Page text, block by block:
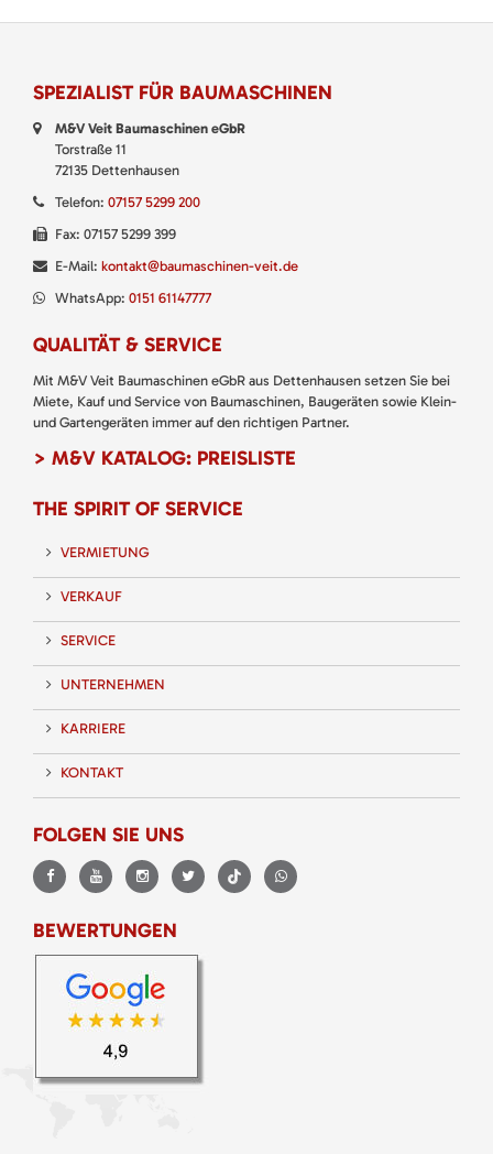
SPEZIALIST FÜR BAUMASCHINEN
M&V Veit Baumaschinen eGbR
Torstraße 11
72135 Dettenhausen
Telefon: 07157 5299 200
Fax: 07157 5299 399
E-Mail: kontakt@baumaschinen-veit.de
WhatsApp: 0151 61147777
QUALITÄT & SERVICE
Mit M&V Veit Baumaschinen eGbR aus Dettenhausen setzen Sie bei
Miete, Kauf und Service von Baumaschinen, Baugeräten sowie Klein-
und Gartengeräten immer auf den richtigen Partner.
> M&V KATALOG: PREISLISTE
THE SPIRIT OF SERVICE
VERMIETUNG
VERKAUF
SERVICE
UNTERNEHMEN
KARRIERE
KONTAKT
FOLGEN SIE UNS
BEWERTUNGEN